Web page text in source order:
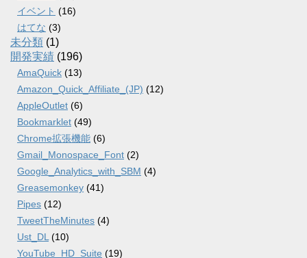
イベント (16)
はてな (3)
未分類 (1)
開発実績 (196)
AmaQuick (13)
Amazon_Quick_Affiliate_(JP) (12)
AppleOutlet (6)
Bookmarklet (49)
Chrome拡張機能 (6)
Gmail_Monospace_Font (2)
Google_Analytics_with_SBM (4)
Greasemonkey (41)
Pipes (12)
TweetTheMinutes (4)
Ust_DL(10)
YouTube_HD_Suite (19)